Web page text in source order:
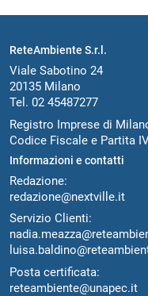
ReteAmbiente S.r.l.
Viale Sabotino 24
20135 Milano
Tel. 02 45487277
Registro Imprese di
Codice Fiscale e Partita
Informazioni e contatti
Redazione:
redazione@nextville.it
Servizio Clienti:
Posta certificata:
reteambiente@unapec.it